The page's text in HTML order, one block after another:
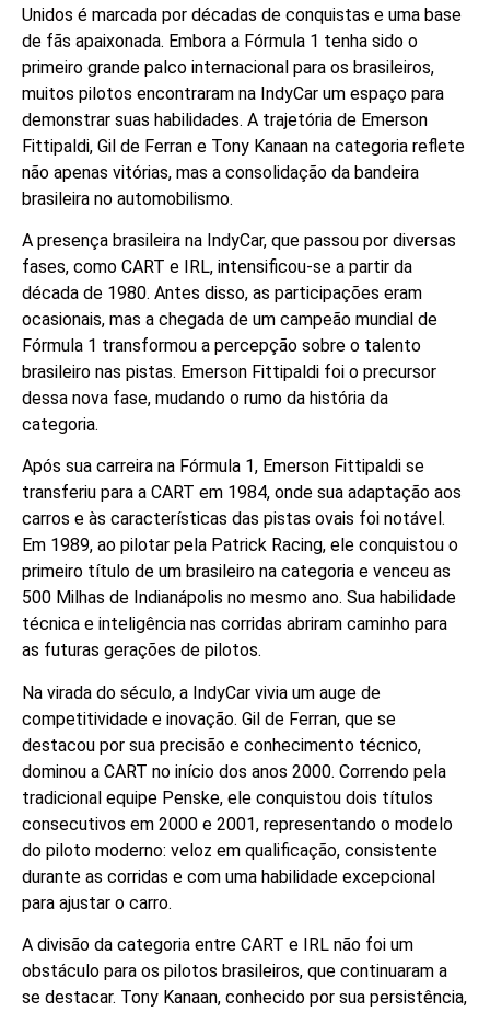
Unidos é marcada por décadas de conquistas e uma base
de fãs apaixonada. Embora a Fórmula 1 tenha sido o
primeiro grande palco internacional para os brasileiros,
muitos pilotos encontraram na IndyCar um espaço para
demonstrar suas habilidades. A trajetória de Emerson
Fittipaldi, Gil de Ferran e Tony Kanaan na categoria reflete
não apenas vitórias, mas a consolidação da bandeira
brasileira no automobilismo.
A presença brasileira na IndyCar, que passou por diversas
fases, como CART e IRL, intensificou-se a partir da
década de 1980. Antes disso, as participações eram
ocasionais, mas a chegada de um campeão mundial de
Fórmula 1 transformou a percepção sobre o talento
brasileiro nas pistas. Emerson Fittipaldi foi o precursor
dessa nova fase, mudando o rumo da história da
categoria.
Após sua carreira na Fórmula 1, Emerson Fittipaldi se
transferiu para a CART em 1984, onde sua adaptação aos
carros e às características das pistas ovais foi notável.
Em 1989, ao pilotar pela Patrick Racing, ele conquistou o
primeiro título de um brasileiro na categoria e venceu as
500 Milhas de Indianápolis no mesmo ano. Sua habilidade
técnica e inteligência nas corridas abriram caminho para
as futuras gerações de pilotos.
Na virada do século, a IndyCar vivia um auge de
competitividade e inovação. Gil de Ferran, que se
destacou por sua precisão e conhecimento técnico,
dominou a CART no início dos anos 2000. Correndo pela
tradicional equipe Penske, ele conquistou dois títulos
consecutivos em 2000 e 2001, representando o modelo
do piloto moderno: veloz em qualificação, consistente
durante as corridas e com uma habilidade excepcional
para ajustar o carro.
A divisão da categoria entre CART e IRL não foi um
obstáculo para os pilotos brasileiros, que continuaram a
se destacar. Tony Kanaan, conhecido por sua persistência,